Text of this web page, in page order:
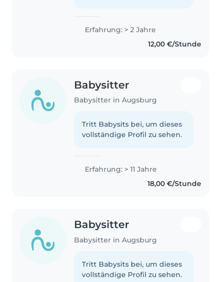
Erfahrung: > 2 Jahre
12,00 €/Stunde
Babysitter
Babysitter in Augsburg
Tritt Babysits bei, um dieses
vollständige Profil zu sehen.
Erfahrung: > 11 Jahre
18,00 €/Stunde
Babysitter
Babysitter in Augsburg
Tritt Babysits bei, um dieses
vollständige Profil zu sehen.